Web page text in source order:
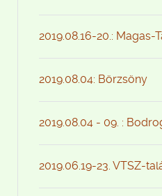
2019.08.16-20.: Magas-
2019.08.04: Börzsöny
2019.08.04 - 09. :
2019.06.19-23. VTSZ-